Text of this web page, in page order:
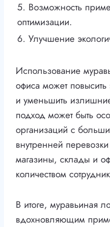
5. Возможность
оптимизации.
6. Улучшение
Использование
офиса может повысить
и уменьшить
подход может быть
организаций с
внутренней перевозки
магазины, склады и
количеством
В итоге, муравьиная
вдохновляющим